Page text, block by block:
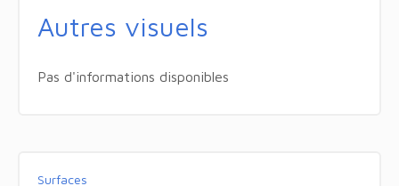
Autres visuels
Pas d'informations disponibles
Surfaces